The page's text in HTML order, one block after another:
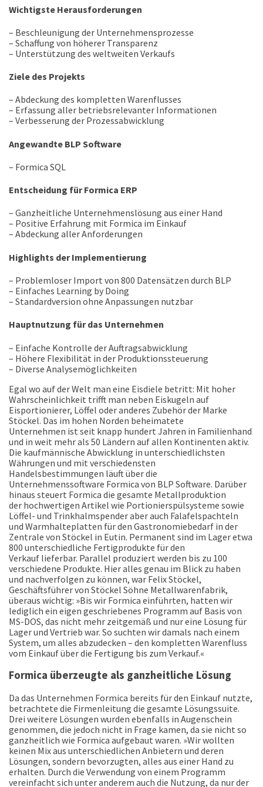
Wichtigste Herausforderungen
– Beschleunigung der Unternehmensprozesse
– Schaffung von höherer Transparenz
– Unterstützung des weltweiten Verkaufs
Ziele des Projekts
– Abdeckung des kompletten Warenflusses
– Erfassung aller betriebsrelevanter Informationen
– Verbesserung der Prozessabwicklung
Angewandte BLP Software
– Formica SQL
Entscheidung für Formica ERP
– Ganzheitliche Unternehmenslösung aus einer Hand
– Positive Erfahrung mit Formica im Einkauf
– Abdeckung aller Anforderungen
Highlights der Implementierung
– Problemloser Import von 800 Datensätzen durch BLP
– Einfaches Learning by Doing
– Standardversion ohne Anpassungen nutzbar
Hauptnutzung für das Unternehmen
– Einfache Kontrolle der Auftragsabwicklung
– Höhere Flexibilität in der Produktionssteuerung
– Diverse Analysemöglichkeiten
Egal wo auf der Welt man eine Eisdiele betritt: Mit hoher
Wahrscheinlichkeit trifft man neben Eiskugeln auf
Eisportionierer, Löffel oder anderes Zubehör der Marke
Stöckel. Das im hohen Norden beheimatete
Unternehmen ist seit knapp hundert Jahren in Familienhand
und in weit mehr als 50 Ländern auf allen Kontinenten aktiv.
Die kaufmännische Abwicklung in unterschiedlichsten
Währungen und mit verschiedensten
Handelsbestimmungen läuft über die
Unternehmenssoftware Formica von BLP Software. Darüber
hinaus steuert Formica die gesamte Metallproduktion
der hochwertigen Artikel wie Portionierspülsysteme sowie
Löffel- und Trinkhalmspender aber auch Falafelspachteln
und Warmhalteplatten für den Gastronomiebedarf in der
Zentrale von Stöckel in Eutin. Permanent sind im Lager etwa
800 unterschiedliche Fertigprodukte für den
Verkauf lieferbar. Parallel produziert werden bis zu 100
verschiedene Produkte. Hier alles genau im Blick zu haben
und nachverfolgen zu können, war Felix Stöckel,
Geschäftsführer von Stöckel Söhne Metallwarenfabrik,
überaus wichtig: »Bis wir Formica einführten, hatten wir
lediglich ein eigen geschriebenes Programm auf Basis von
MS-DOS, das nicht mehr zeitgemäß und nur eine Lösung für
Lager und Vertrieb war. So suchten wir damals nach einem
System, um alles abzudecken – den kompletten Warenfluss
vom Einkauf über die Fertigung bis zum Verkauf.«
Formica überzeugte als ganzheitliche Lösung
Da das Unternehmen Formica bereits für den Einkauf nutzte,
betrachtete die Firmenleitung die gesamte Lösungssuite.
Drei weitere Lösungen wurden ebenfalls in Augenschein
genommen, die jedoch nicht in Frage kamen, da sie nicht so
ganzheitlich wie Formica aufgebaut waren. »Wir wollten
keinen Mix aus unterschiedlichen Anbietern und deren
Lösungen, sondern bevorzugten, alles aus einer Hand zu
erhalten. Durch die Verwendung von einem Programm
vereinfacht sich unter anderem auch die Nutzung, da nur der